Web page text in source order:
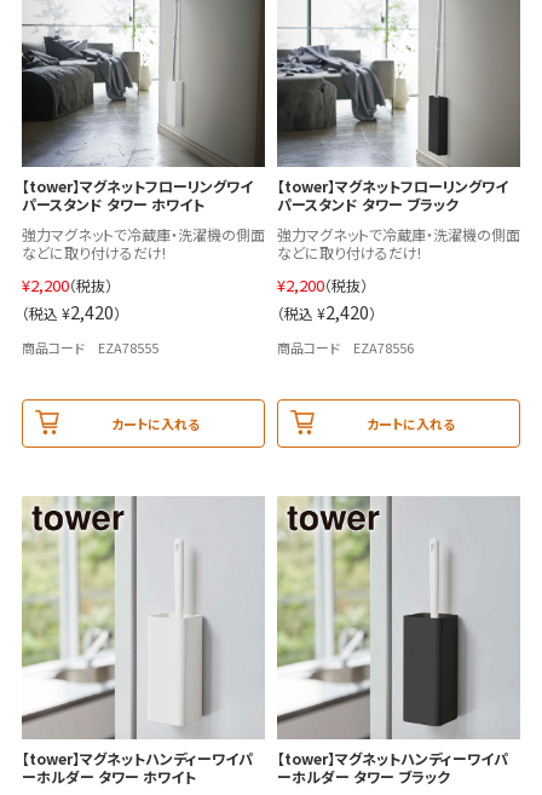
【tower】マグネットフローリングワイ
パースタンド タワー ホワイト
強力マグネットで冷蔵庫・洗濯機の側面
などに取り付けるだけ!
¥2,200（税抜）
（税込 ¥2,420）
商品コード EZA78555
カートに入れる
【tower】マグネットフローリングワイ
パースタンド タワー ブラック
強力マグネットで冷蔵庫・洗濯機の側面
などに取り付けるだけ!
¥2,200（税抜）
（税込 ¥2,420）
商品コード EZA78556
カートに入れる
【tower】マグネットハンディーワイパ
ーホルダー タワー ホワイト
【tower】マグネットハンディーワイパ
ーホルダー タワー ブラック